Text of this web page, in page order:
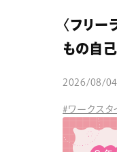
〈フリ
もの自
2026/08/04
#ワークスタ